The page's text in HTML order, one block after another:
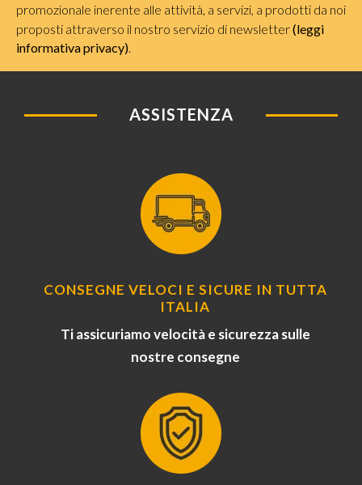
promozionale inerente alle attività, a servizi, a prodotti da noi
proposti attraverso il nostro servizio di newsletter(leggi
informativa privacy)
ASSISTENZA
CONSEGNE VELOCI E SICURE IN TUTTA
ITALIA
Ti assicuriamo velocità e sicurezza sulle
nostre consegne